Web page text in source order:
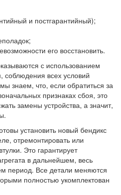
и постгарантийный);
его восстановить.
с использованием
соблюдения всех условий
знаем, что, если обратиться за
признаках сбоя, это
замены устройства, а значит,
установить новый бендикс
отремонтировать или
Это гарантирует
в дальнейшем, весь
период. Все детали меняются
полностью укомплектован